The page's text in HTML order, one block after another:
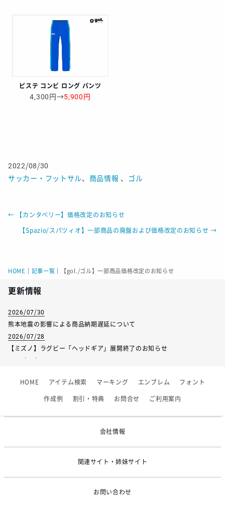
ピステ コンビ ロング パンツ
4,300円→5,900円
2022/08/30
サッカー・フットサル、 商品情報 、 ゴル
← 【カンタベリー】価格改定のお知らせ
【Spazio/スパツィオ】一部商品の廃盤および価格改定のお知らせ→
HOME 記事一覧 【gol./ゴル】一部商品価格改定のお知らせ
更新情報
2026/07/30
熊本地震の影響による商品納期遅延について
2026/07/28
【ミズノ】ラグビー「ヘッドギア」展開終了のお知らせ
2026/07/01
2026/06/09
【アシックス】一部商品「生地の在庫限り」廃盤のお知らせ
HOME アイテム検索 マーキング エンブレム フォント
作成例 割引・特典 お問合せ ご利用案内
会社情報
関連サイト・姉妹サイト
お問い合わせ